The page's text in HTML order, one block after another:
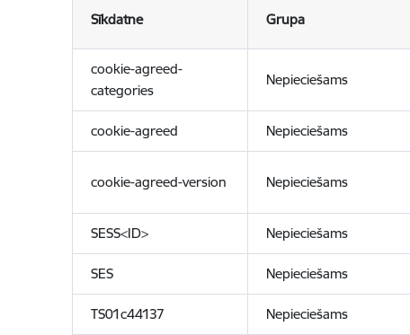
Sīkdatne Grupa
cookie-agreed-
categories
Nepieciešams
cookie-agreed Nepieciešams
cookie-agreed-version Nepieciešams
SESS<ID> Nepieciešams
SES Nepieciešams
TS01c44137 Nepieciešams